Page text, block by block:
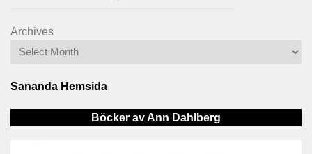
Archives
Sananda Hemsida
Böcker av Ann Dahlberg